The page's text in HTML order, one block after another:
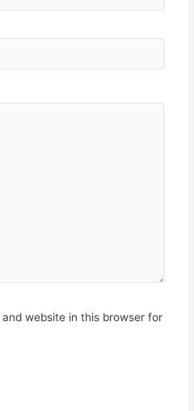
website in this browser for